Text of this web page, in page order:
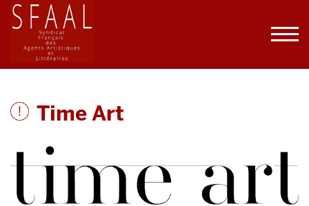
Time Art